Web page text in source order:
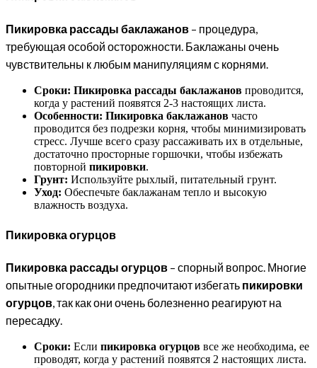
Пикировка рассады баклажанов – процедура,
требующая особой осторожности. Баклажаны очень
чувствительны к любым манипуляциям с корнями.
Сроки: Пикировка рассады баклажанов проводится,
когда у растений появятся 2-3 настоящих листа.
Особенности: Пикировка баклажанов часто
проводится без подрезки корня, чтобы минимизировать
стресс. Лучше всего сразу рассаживать их в отдельные,
достаточно просторные горшочки, чтобы избежать
повторной пикировки.
Грунт: Используйте рыхлый, питательный грунт.
Уход: Обеспечьте баклажанам тепло и высокую
влажность воздуха.
Пикировка огурцов
Пикировка рассады огурцов – спорный вопрос. Многие
опытные огородники предпочитают избегать пикировки
огурцов, так как они очень болезненно реагируют на
пересадку.
Сроки: Если пикировка огурцов все же необходима, ее
проводят, когда у растений появятся 2 настоящих листа.